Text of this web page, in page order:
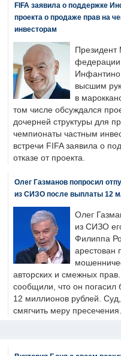
FIFA заявила о поддержке
проекта о продаже прав на
инвесторам
Инфантино
высшим
в
том числе обсуждался
дочерней структуры для
чемпионаты частным
встречи FIFA заявила о
отказе от проекта.
Олег Газманов попросил
из СИЗО после выплаты 12
Олег
из СИЗО
Филиппа
арестован
авторских и смежных
сообщили, что он
12 миллионов рублей. Суд,
смягчить меру пресечения.